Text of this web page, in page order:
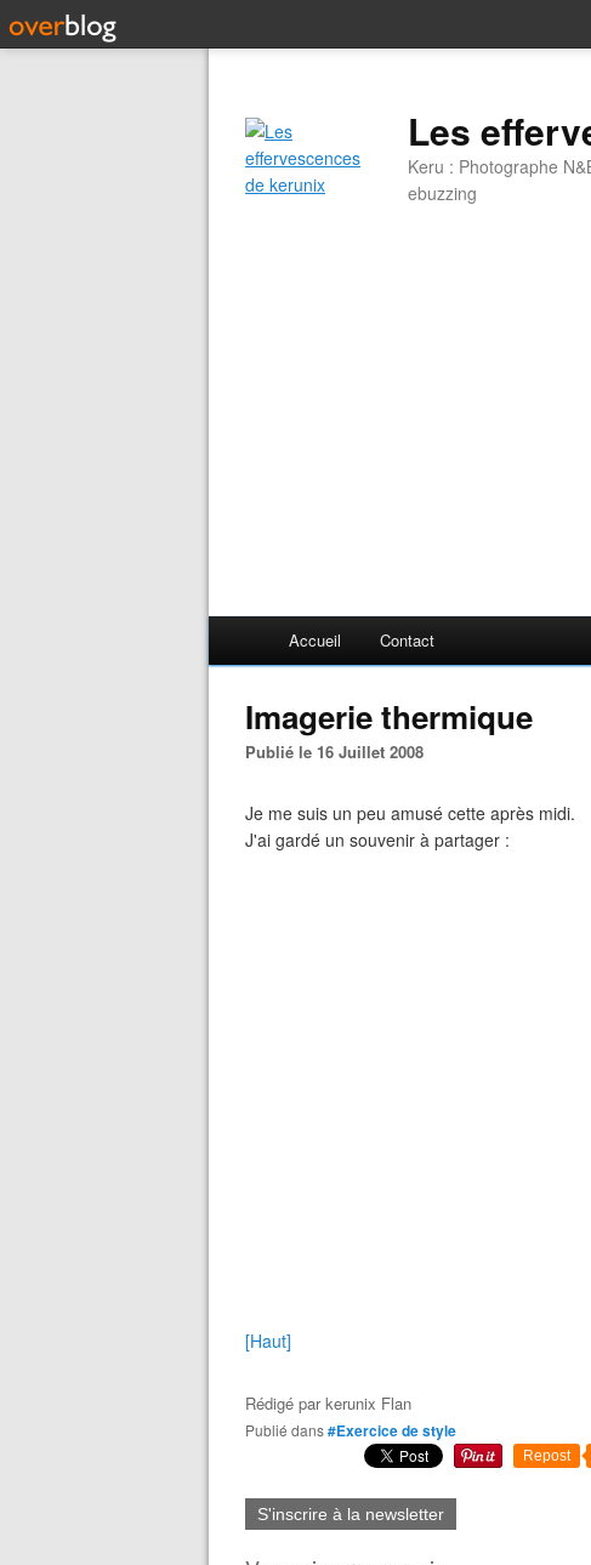
Les
Keru : Photographe
ebuzzing
Accueil Contact
Imagerie thermique
Publié le 16 Juillet 2008
Je me suis un peu amusé cette après midi.
J'ai gardé un souvenir à partager :
[Haut]
Rédigé parkerunix Flan
Publié dans#Exercice de style
Repost
S'inscrire à la newsletter